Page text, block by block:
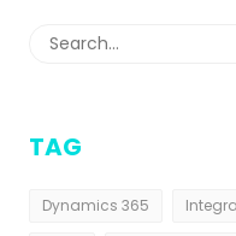
TAG
Dynamics 365